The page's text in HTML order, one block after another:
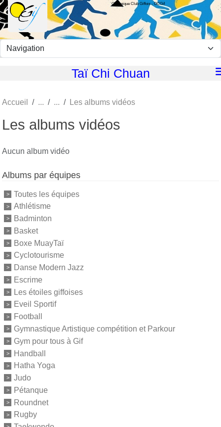
Olympique Club Giffois - OCGif
Taï Chi Chuan
Accueil Les albums vidéos
Les albums vidéos
Aucun album vidéo
Albums par équipes
Toutes les équipes
Athlétisme
Badminton
Basket
Boxe MuayTaï
Cyclotourisme
Danse Modern Jazz
Escrime
Les étoiles giffoises
Eveil Sportif
Football
Gymnastique Artistique compétition et Parkour
Gym pour tous à Gif
Handball
Hatha Yoga
Judo
Pétanque
Roundnet
Rugby
Panneau de gestion des cookies